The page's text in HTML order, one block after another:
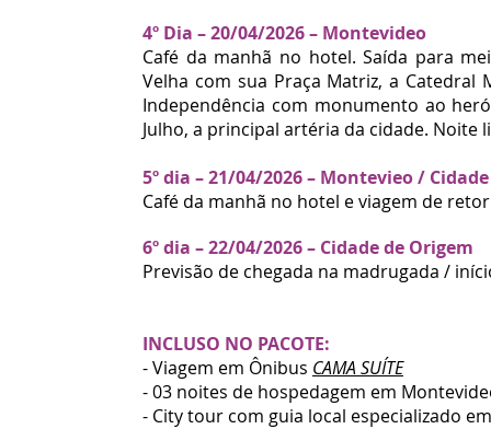
4º Dia – 20/04/2026 – Montevideo
Café da manhã no hotel. Saída para
Velha com sua Praça Matriz, a Catedral
Independência com monumento ao
Julho, a principal artéria da cidade. Noite
5º dia – 21/04/2026– Montevieo /
Café da manhã no hotel e viagem de
6º dia – 22/04/2026 – Cidade de Origem
Previsão de chegada na madrugada /
INCLUSO NO PACOTE:
- Viagem em Ônibus CAMA SUÍTE
- 03 noites de hospedagem em
- City tour com guia local especializado